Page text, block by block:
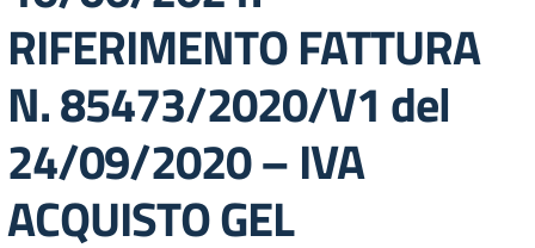
RIFERIMENTO FATTURA
N. 85473/2020/V1 del
24/09/2020 – IVA
ACQUISTO GEL